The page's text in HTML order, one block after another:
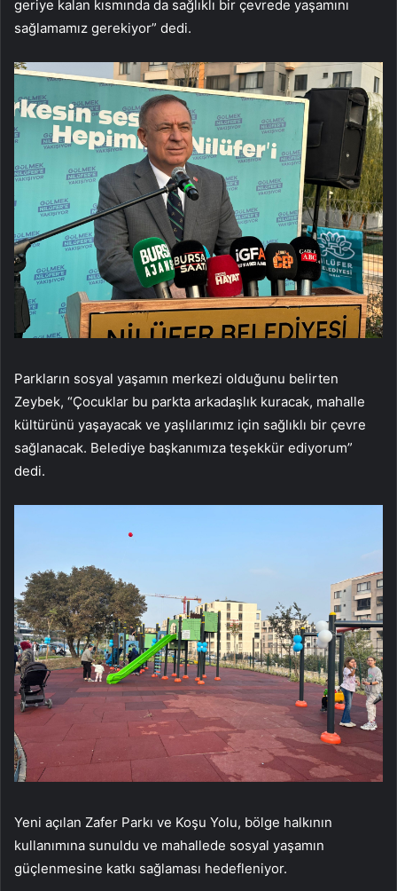
geriye kalan kısmında da sağlıklı bir çevrede yaşamını
sağlamamız gerekiyor” dedi.
Parkların sosyal yaşamın merkezi olduğunu belirten
Zeybek, “Çocuklar bu parkta arkadaşlık kuracak, mahalle
kültürünü yaşayacak ve yaşlılarımız için sağlıklı bir çevre
sağlanacak. Belediye başkanımıza teşekkür ediyorum”
dedi.
Yeni açılan Zafer Parkı ve Koşu Yolu, bölge halkının
kullanımına sunuldu ve mahallede sosyal yaşamın
güçlenmesine katkı sağlaması hedefleniyor.